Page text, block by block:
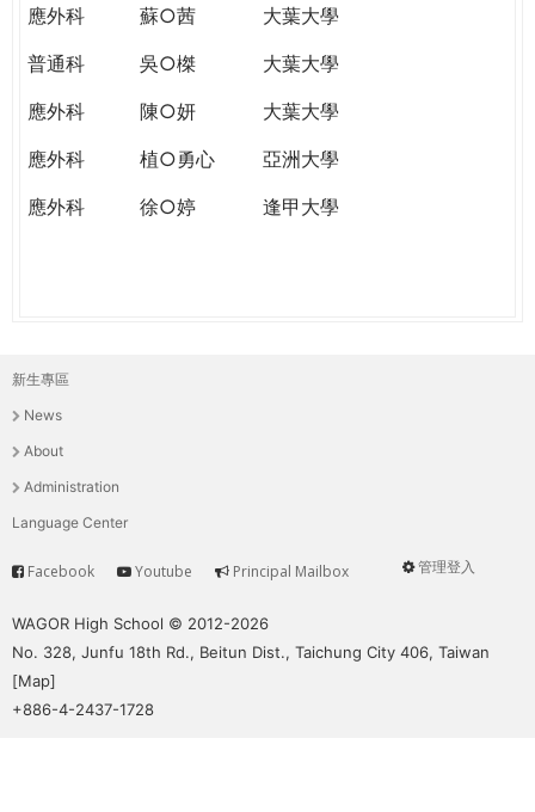
應外科
蘇○茜
大葉大學
普通科
吳○榤
大葉大學
應外科
陳○妍
大葉大學
應外科
植○勇心
亞洲大學
應外科
徐○婷 逢甲大學
主
選
單
新生專區
News
About
Administration
Language Center
User
管理登入
Service
Facebook Youtube Principal Mailbox
WAGOR High School © 2012-2026
No. 328, Junfu 18th Rd., Beitun Dist., Taichung City 406, Taiwan
[Map]
+886-4-2437-1728